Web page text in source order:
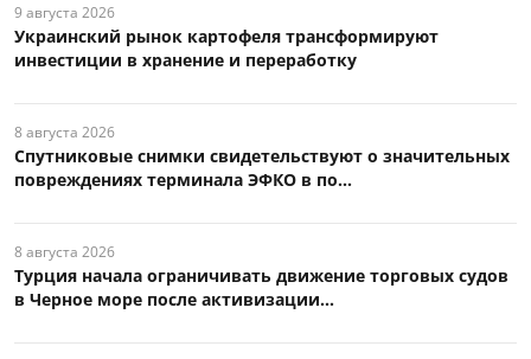
9 августа 2026
Украинский рынок картофеля трансформируют
инвестиции в хранение и переработку
8 августа 2026
Спутниковые снимки свидетельствуют о значительных
повреждениях терминала ЭФКО в по...
8 августа 2026
Турция начала ограничивать движение торговых судов
в Черное море после активизации...